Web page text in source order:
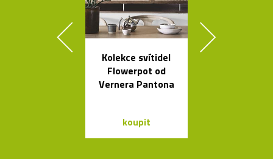
Kolekce svítidel
Flowerpot od
Vernera Pantona
koupit